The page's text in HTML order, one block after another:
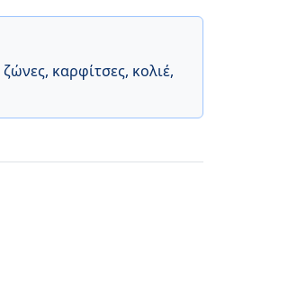
ζώνες, καρφίτσες, κολιέ,